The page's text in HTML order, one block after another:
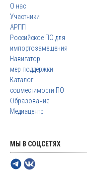
О нас
Участники
АРПП
Российское ПО для
импортозамещения
Навигатор
мер поддержки
Каталог
совместимости ПО
Образование
Медиацентр
МЫ В СОЦСЕТЯХ